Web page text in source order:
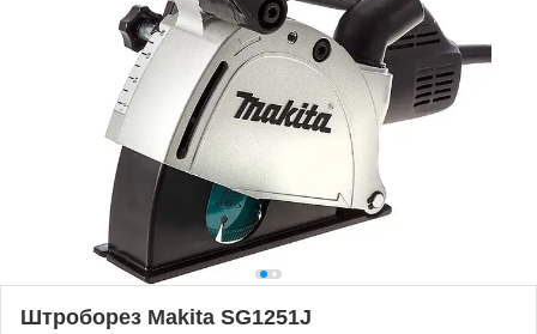
Штроборез Makita SG1251J